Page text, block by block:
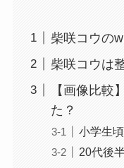
柴咲コウの
柴咲コウは
【画像比較
た？
小学生
20代後